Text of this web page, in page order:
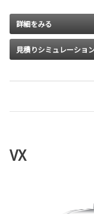
詳細をみる
見積りシミュレーショ
VX